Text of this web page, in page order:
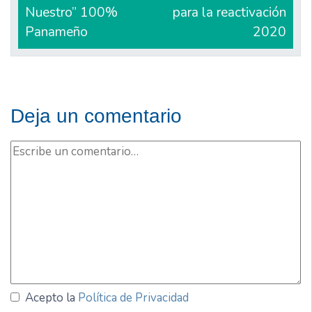
Nuestro” 100%
Panameño
para la reactivación
2020
Deja un comentario
Acepto la Política de Privacidad